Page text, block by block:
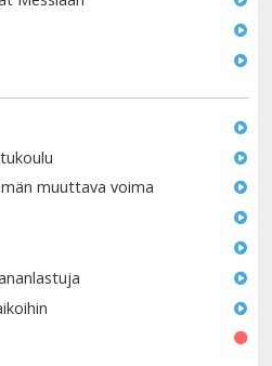
muuttava voima